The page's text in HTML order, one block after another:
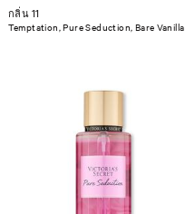
กลิ่น 11
Temptation, Pure Seduction, Bare Vanilla